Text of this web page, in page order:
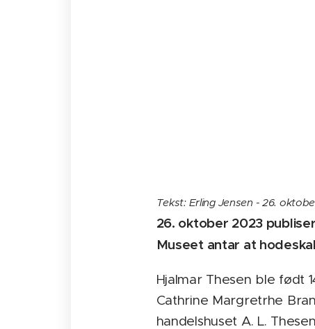
Tekst: Erling Jensen - 26.
26. oktober 2023
Museet antar at
Hjalmar Thesen ble født
Cathrine Margretrhe
handelshuset A. L.